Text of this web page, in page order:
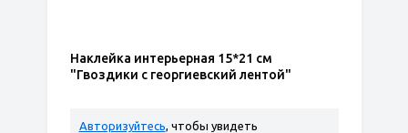
Наклейка интерьерная 15*21 см
"Гвоздики с георгиевский лентой"
Авторизуйтесь, чтобы увидеть